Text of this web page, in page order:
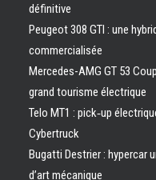
définitive
Peugeot 308 GTI : une
commercialisée
Mercedes-AMG GT 53
grand tourisme électrique
Telo MT1 : pick‑up
Cybertruck
Bugatti Destrier : hypercar
d’art mécanique